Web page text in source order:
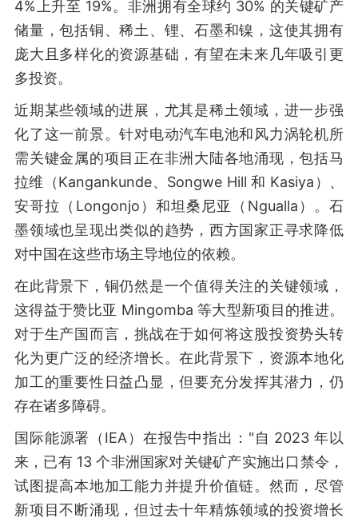
4%上升至 19%。非洲拥有全球约 30% 的关键矿产
储量，包括铜、稀土、锂、石墨和镍，这使其拥有
庞大且多样化的资源基础，有望在未来几年吸引更
多投资。
近期某些领域的进展，尤其是稀土领域，进一步强
化了这一前景。针对电动汽车电池和风力涡轮机所
需关键金属的项目正在非洲大陆各地涌现，包括马
拉维（Kangankunde、Songwe Hill 和 Kasiya）、
安哥拉（Longonjo）和坦桑尼亚（Ngualla）。石
墨领域也呈现出类似的趋势，西方国家正寻求降低
对中国在这些市场主导地位的依赖。
在此背景下，铜仍然是一个值得关注的关键领域，
这得益于赞比亚 Mingomba 等大型新项目的推进。
对于生产国而言，挑战在于如何将这股投资势头转
化为更广泛的经济增长。在此背景下，资源本地化
加工的重要性日益凸显，但要充分发挥其潜力，仍
存在诸多障碍。
国际能源署（IEA）在报告中指出："自 2023 年以
来，已有 13 个非洲国家对关键矿产实施出口禁令，
试图提高本地加工能力并提升价值链。然而，尽管
新项目不断涌现，但过去十年精炼领域的投资增长